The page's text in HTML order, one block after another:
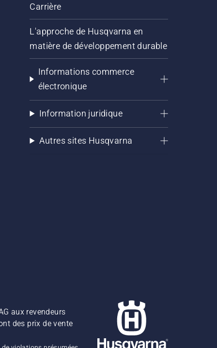
Carrière
L'approche de Husqvarna en
matière de développement durable
Informations commerce
électronique
Information juridique
Autres sites Husqvarna
aux revendeurs
des prix de vente